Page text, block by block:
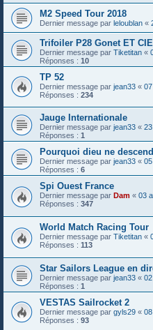
M2 Speed Tour 2018
Dernier message par leloublan «
Trifoiler P28 Gonet ET CIE
Dernier message par Tiketitan «
Réponses : 10
TP 52
Dernier message par jean33 «
Réponses : 234
Jauge Internationale
Dernier message par jean33 «
Réponses : 1
Pourquoi dieu ne
Dernier message par jean33 «
Réponses : 6
Spi Ouest France
Dernier message par Dam « 03
Réponses : 347
World Match Racing Tour
Dernier message par Tiketitan «
Réponses : 113
Star Sailors League en
Dernier message par jean33 «
Réponses : 1
VESTAS Sailrocket 2
Dernier message par gyls29 «
Réponses : 93